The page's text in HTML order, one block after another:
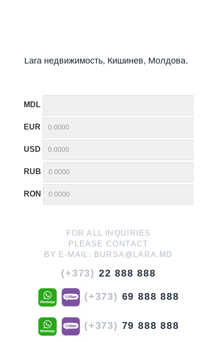
Lara недвижимость, Кишинев, Молдова.
MDL
EUR
USD
RUB
RON
FOR ALL INQUIRIES
PLEASE CONTACT
BY E-MAIL:
BURSA@LARA.MD
(+373) 22 888 888
(+373) 69 888 888
(+373) 79 888 888